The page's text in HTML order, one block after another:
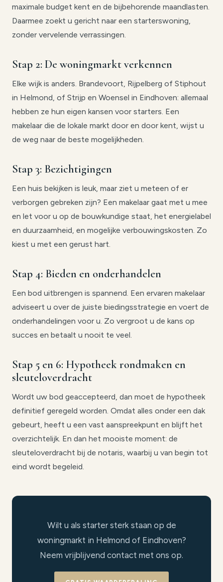
maximale budget kent en de bijbehorende maandlasten.
Daarmee zoekt u gericht naar een starterswoning,
zonder vervelende verrassingen.
Stap 2: De woningmarkt verkennen
Elke wijk is anders. Brandevoort, Rijpelberg of Stiphout
in Helmond, of Strijp en Woensel in Eindhoven: allemaal
hebben ze hun eigen kansen voor starters. Een
makelaar die de lokale markt door en door kent, wijst u
de weg naar de beste mogelijkheden.
Stap 3: Bezichtigingen
Een huis bekijken is leuk, maar ziet u meteen of er
verborgen gebreken zijn? Een makelaar gaat met u mee
en let voor u op de bouwkundige staat, het energielabel
en duurzaamheid, en mogelijke verbouwingskosten. Zo
kiest u met een gerust hart.
Stap 4: Bieden en onderhandelen
Een bod uitbrengen is spannend. Een ervaren makelaar
adviseert u over de juiste biedingsstrategie en voert de
onderhandelingen voor u. Zo vergroot u de kans op
succes en betaalt u nooit te veel.
Stap 5 en 6: Hypotheek rondmaken en
sleuteloverdracht
Wordt uw bod geaccepteerd, dan moet de hypotheek
definitief geregeld worden. Omdat alles onder een dak
gebeurt, heeft u een vast aanspreekpunt en blijft het
overzichtelijk. En dan het mooiste moment: de
sleuteloverdracht bij de notaris, waarbij u van begin tot
eind wordt begeleid.
Wilt u als starter sterk staan op de
woningmarkt in Helmond of Eindhoven?
Neem vrijblijvend contact met ons op.